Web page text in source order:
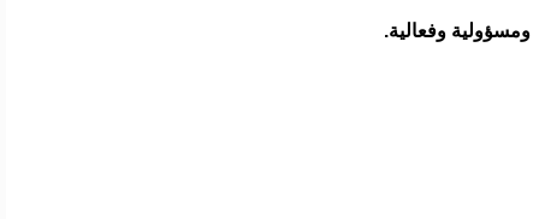
ومسؤولية وفعالية.